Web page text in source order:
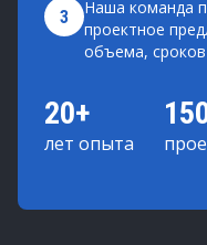
3
Наша команда
проектное
объема,
20+
лет опыта